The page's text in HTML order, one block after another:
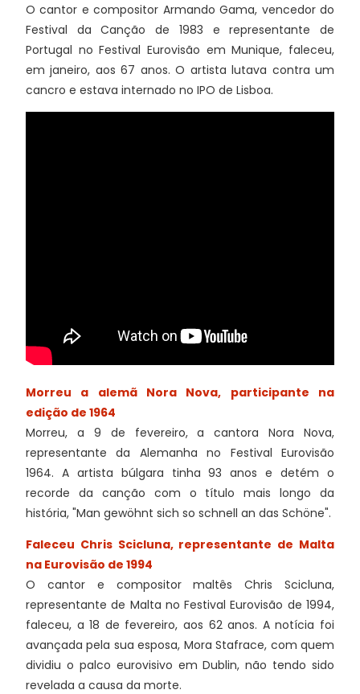
O cantor e compositor Armando Gama, vencedor do
Festival da Canção de 1983 e representante de
Portugal no Festival Eurovisão em Munique, faleceu,
em janeiro, aos 67 anos. O artista lutava contra um
cancro e estava internado no IPO de Lisboa.
Morreu a alemã Nora Nova, participante na
edição de 1964
Morreu, a 9 de fevereiro, a cantora Nora Nova,
representante da Alemanha no Festival Eurovisão
1964. A artista búlgara tinha 93 anos e detém o
recorde da canção com o título mais longo da
história, "Man gewöhnt sich so schnell an das Schöne".
Faleceu Chris Scicluna, representante de Malta
na Eurovisão de 1994
O cantor e compositor maltês Chris Scicluna,
representante de Malta no Festival Eurovisão de 1994,
faleceu, a 18 de fevereiro, aos 62 anos. A notícia foi
avançada pela sua esposa, Mora Stafrace, com quem
dividiu o palco eurovisivo em Dublin, não tendo sido
revelada a causa da morte.